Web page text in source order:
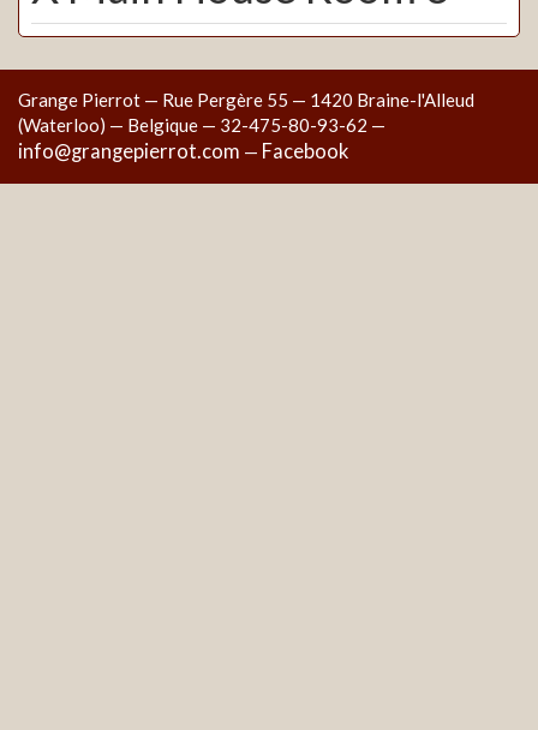
Grange Pierrot — Rue Pergère 55 — 1420 Braine-l'Alleud
(Waterloo) — Belgique — 32-475-80-93-62 —
info@grangepierrot.com — Facebook